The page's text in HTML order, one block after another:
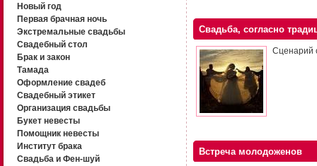
Новый год
Первая брачная ночь
Экстремальные свадьбы
Свадебный стол
Брак и закон
Тамада
Оформление свадеб
Свадебный этикет
Организация свадьбы
Букет невесты
Помощник невесты
Институт брака
Свадьба и Фен-шуй
Свадьба, согласно
Сценарий
Встреча молодоженов